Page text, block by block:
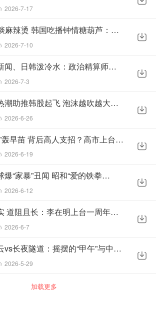
2026-7-17
日本女生大啖麻辣烫 韩国吃播钟情糖葫芦：中国新餐饮做对了什么？
2026-7-10
289 亲撕假新闻、日韩泼冷水：政治精算师李在明的“微操作”
2026-7-3
288 半导体热潮助推韩股起飞 泡沫越吹越大李在明该戳该灭？
2026-6-26
287 “文春炮”轰早苗 背后高人支招？高市上台200天后的日本政坛
2026-6-19
286 日本棒球爆“家暴”丑闻 昭和“爱的铁拳”遭制裁
2026-6-12
285 灵活务实 道阻且长：李在明上台一周年的外交成绩单
2026-6-7
284 坂上之云vs长夜隧道：摇摆的“甲午”与中日国运分岔
2026-5-29
加载更多